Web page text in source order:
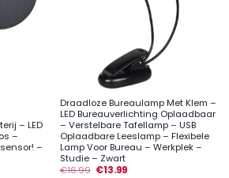
– LED
–
–
Draadloze Bureaulamp Met Klem –
LED Bureauverlichting Oplaadbaar
– Verstelbare Tafellamp – USB
Oplaadbare Leeslamp – Flexibele
Lamp Voor Bureau – Werkplek –
Studie – Zwart
€16.99 €13.99